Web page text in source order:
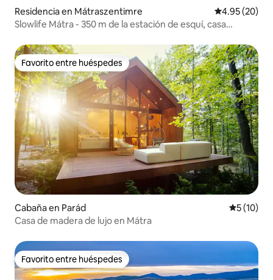
Residencia en Mátraszentimre Calificación
4.95 (20)
Slowlife Mátra - 350 m de la estación de esquí, casa
Favorito entre huéspedes
Favorito entre huéspedes
Cabaña en Parád
5 (10)
Casa de madera de lujo en Mátra
Favorito entre huéspedes
Favorito entre huéspedes